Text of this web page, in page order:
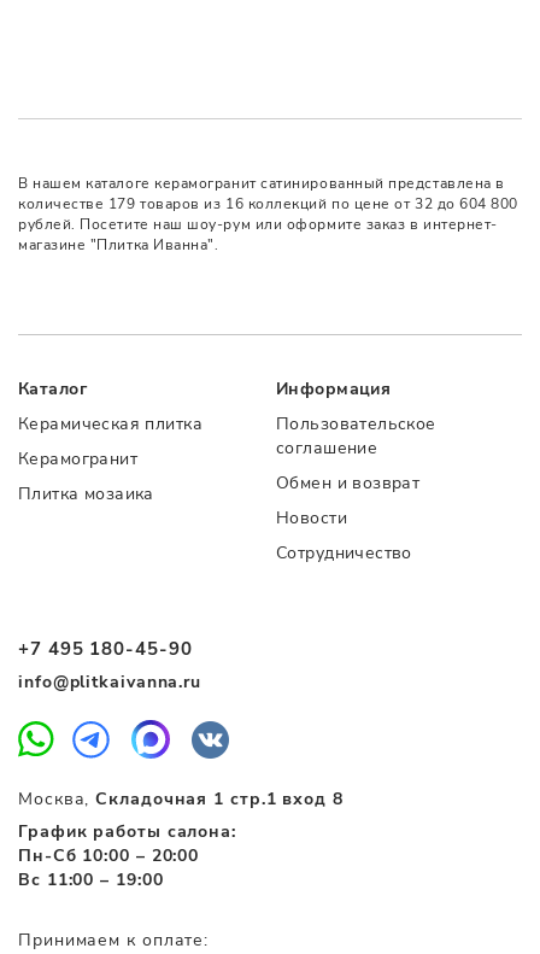
В нашем каталоге керамогранит сатинированный представлена в
количестве 179 товаров из 16 коллекций по цене от 32 до 604 800
рублей. Посетите наш шоу-рум или оформите заказ в интернет-
магазине "Плитка Иванна".
+7 495 180-45-90
info@plitkaivanna.ru
Москва,Складочная 1 стр.1 вход 8
График работы салона:
Пн-Сб 10:00 – 20:00
Вс 11:00 – 19:00
Каталог
Керамическая плитка
Керамогранит
Плитка мозаика
Информация
Пользовательское
соглашение
Обмен и возврат
Новости
Сотрудничество
Принимаем к оплате: